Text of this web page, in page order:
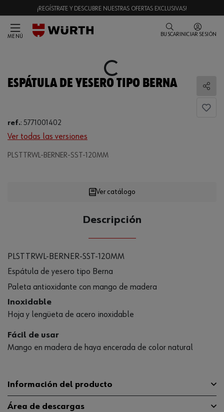
¡REGÍSTRATE Y DESCUBRE NUESTRAS OFERTAS EXCLUSIVAS!
MENÚ BUSCAR INICIAR SESIÓN
Loading...
ESPÁTULA DE YESERO TIPO BERNA
ref.: 5771001402
Ver todas las versiones
PLSTTRWL-BERNER-SST-120MM
Loading...
Ver catálogo
Descripción
PLSTTRWL-BERNER-SST-120MM
Espátula de yesero tipo Berna
Paleta antioxidante con mango de madera
Inoxidable
Hoja y lengüeta de acero inoxidable
Fácil de usar
Mango en madera de haya encerada de color natural
Información del producto
Área de descargas